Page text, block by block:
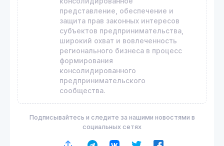
представление, обеспечение и
защита прав законных интересов
субъектов предпринимательства,
широкий охват и вовлеченность
регионального бизнеса в процесс
формирования
консолидированного
предпринимательского
сообщества.
Подписывайтесь и следите за нашими новостями в
социальных сетях